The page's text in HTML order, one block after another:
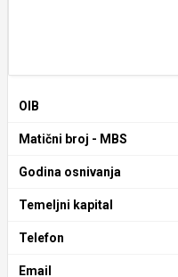
OIB
Matični broj - MBS
Godina osnivanja
Temeljni kapital
Telefon
Email